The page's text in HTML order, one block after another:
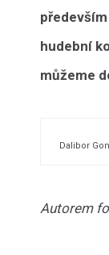
hudební
můžeme
Dalibor
Autorem